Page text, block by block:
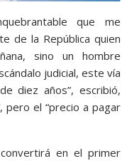
que me
de la República quien
sino un hombre
judicial, este vía
diez años”, escribió,
pero el “precio a pagar
en el primer